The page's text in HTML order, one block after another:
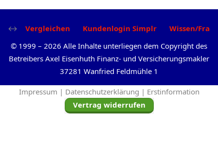
Vergleichen Kundenlogin Simplr
Wissen/
© 1999 – 2026 Alle Inhalte unterliegen dem Copyright des
Betreibers Axel Eisenhuth Finanz- und Versicherungsmakler
37281 Wanfried Feldmühle 1
Impressum | Datenschutzerklärung | Erstinformation
Vertrag widerrufen